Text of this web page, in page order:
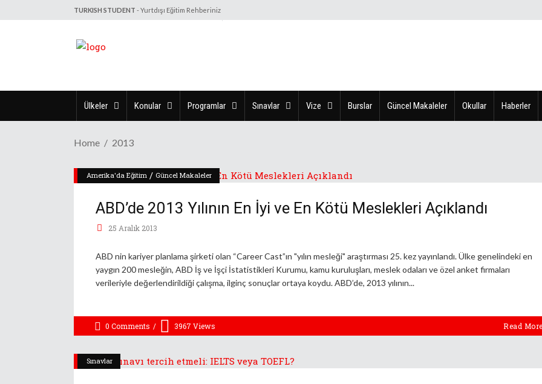
TURKISH STUDENT - Yurtdışı Eğitim Rehberiniz
Ülkeler Konular Programlar Sınavlar Vize Burslar Güncel Makaleler Okullar Haberler
Home 2013
Amerika'da Eğitim / Güncel Makaleler
ABD’de 2013 Yılının En İyi ve En Kötü Meslekleri Açıklandı
25 Aralık 2013
ABD nin kariyer planlama şirketi olan “Career Cast”ın "yılın mesleği" araştırması 25. kez yayınlandı. Ülke genelindeki en
yaygın 200 mesleğin, ABD İş ve İşçi İstatistikleri Kurumu, kamu kuruluşları, meslek odaları ve özel anket firmaları
verileriyle değerlendirildiği çalışma, ilginç sonuçlar ortaya koydu. ABD’de, 2013 yılının
0 Comments 3967 Views Read
Sınavlar